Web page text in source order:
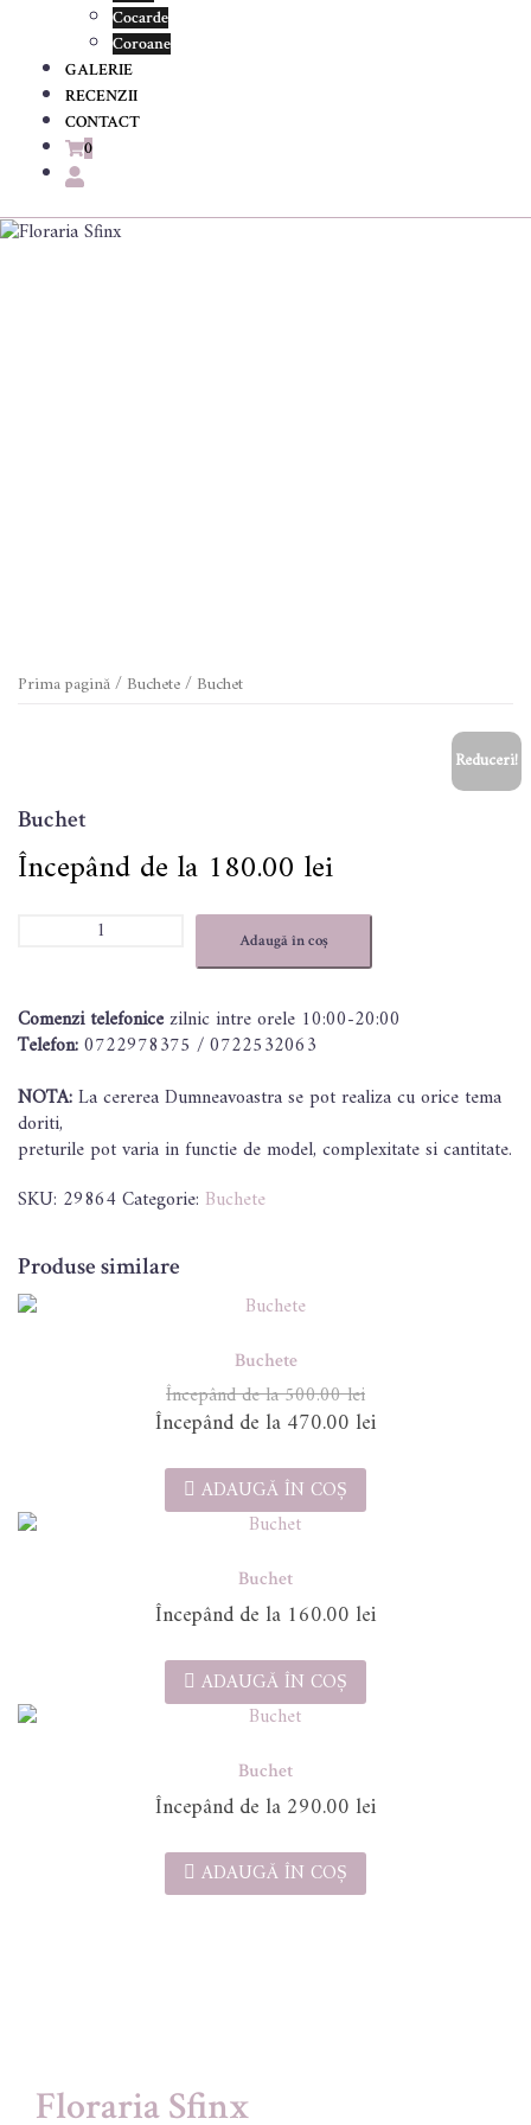
Cocarde
Coroane
GALERIE
RECENZII
CONTACT
0
Prima pagină/Buchete/ Buchet
Buchet
180.00 lei
Adaugă în coș
Comenzi telefonicezilnic intre orele 10:00-20:00
Telefon:0722978375 / 0722532063
NOTA:La cererea Dumneavoastra se pot realiza cu orice tema
doriti,
preturile pot varia in functie de model, complexitate si cantitate.
SKU: 29864Categorie: Buchete
Produse similare
Reduceri!
Buchete
500.00lei
Prețul
fost:
470.00 leiPrețul
ADAUGĂ ÎN COȘ
Buchet
160.00 lei
ADAUGĂ ÎN COȘ
Buchet
290.00 lei
ADAUGĂ ÎN COȘ
Floraria Sfinx